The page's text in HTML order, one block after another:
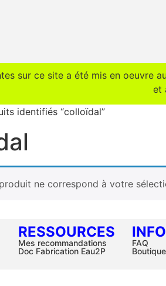
sur ce site a été mis en oeuvre
et
identifiés “colloïdal”
ne correspond à votre
RESSOURCES
Mes recommandations
Doc Fabrication Eau2P
FAQ
Boutique